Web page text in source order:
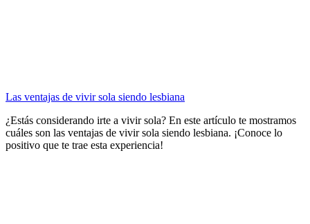
Las ventajas de vivir sola siendo lesbiana
¿Estás considerando irte a vivir sola? En este artículo te mostramos
cuáles son las ventajas de vivir sola siendo lesbiana. ¡Conoce lo
positivo que te trae esta experiencia!